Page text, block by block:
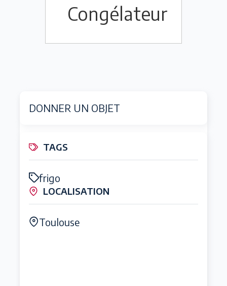
Congélateur
DONNER UN OBJET
TAGS
frigo
LOCALISATION
Toulouse